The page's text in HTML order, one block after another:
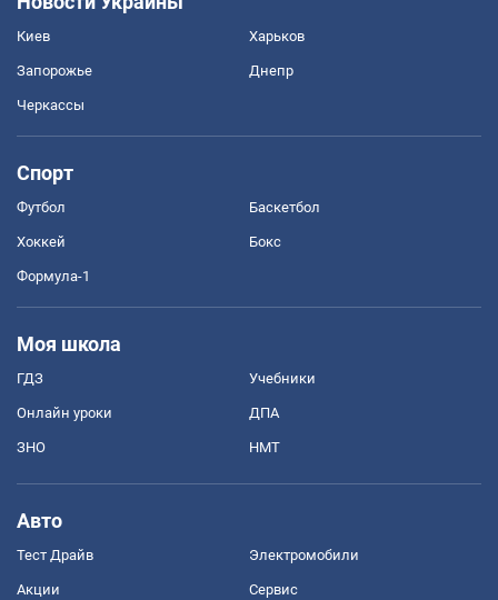
Киев Харьков
Запорожье Днепр
Черкассы
Спорт
Футбол Баскетбол
Хоккей Бокс
Формула-1
Моя школа
ГДЗ Учебники
Онлайн уроки ДПА
ЗНО НМТ
Авто
Тест Драйв Электромобили
Акции Сервис